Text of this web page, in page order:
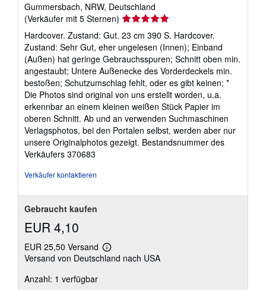
Gummersbach, NRW, Deutschland
(Verkäufer mit 5 Sternen) Verkäuferbewertung
5
von
5
Sternen
Hardcover. Zustand: Gut. 23 cm 390 S. Hardcover.
Zustand: Sehr Gut, eher ungelesen (Innen); Einband
(Außen) hat geringe Gebrauchsspuren; Schnitt oben min.
angestaubt; Untere Außenecke des Vorderdeckels min.
bestoßen; Schutzumschlag fehlt, oder es gibt keinen; *
Die Photos sind original von uns erstellt worden, u.a.
erkennbar an einem kleinen weißen Stück Papier im
oberen Schnitt. Ab und an verwenden Suchmaschinen
Verlagsphotos, bei den Portalen selbst, werden aber nur
unsere Originalphotos gezeigt. Bestandsnummer des
Verkäufers 370683
Verkäufer kontaktieren
Gebraucht kaufen
EUR 4,10
EUR 25,50 Versand
Weitere
Informationen
Versand von Deutschland nach USA
Anzahl: 1 verfügbar